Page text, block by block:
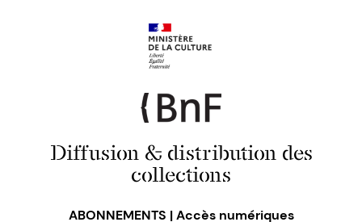
Diffusion & distribution des
collections
ABONNEMENTS | Accès numériques